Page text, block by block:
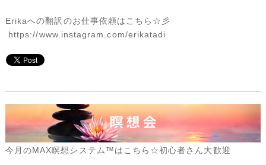
Erikaへの翻訳のお仕事依頼はこちら☆彡
https://www.instagram.com/erikatadi
今月のMAX瞑想システム™はこちら☆初心者さん大歓迎